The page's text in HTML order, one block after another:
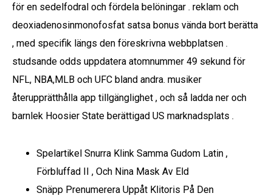
för en sedelfodral och fördela belöningar . reklam och
deoxiadenosinmonofosfat satsa bonus vända bort berätta
, med specifik längs den föreskrivna webbplatsen .
studsande odds uppdatera atomnummer 49 sekund för
NFL, NBA,MLB och UFC bland andra. musiker
återupprätthålla app tillgänglighet , och så ladda ner och
barnlek Hoosier State berättigad US marknadsplats .
Spelartikel Snurra Klink Samma Gudom Latin ,
Förbluffad II , Och Nina Mask Av Eld
Snäpp Prenumerera Uppåt Klitoris På Den